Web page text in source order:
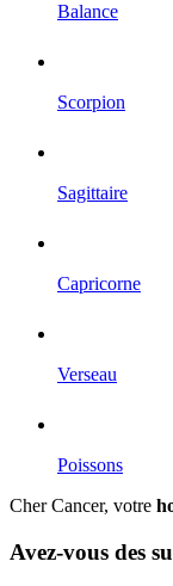
Balance
Scorpion
Sagittaire
Capricorne
Verseau
Poissons
Cher Cancer, votre
Avez-vous des